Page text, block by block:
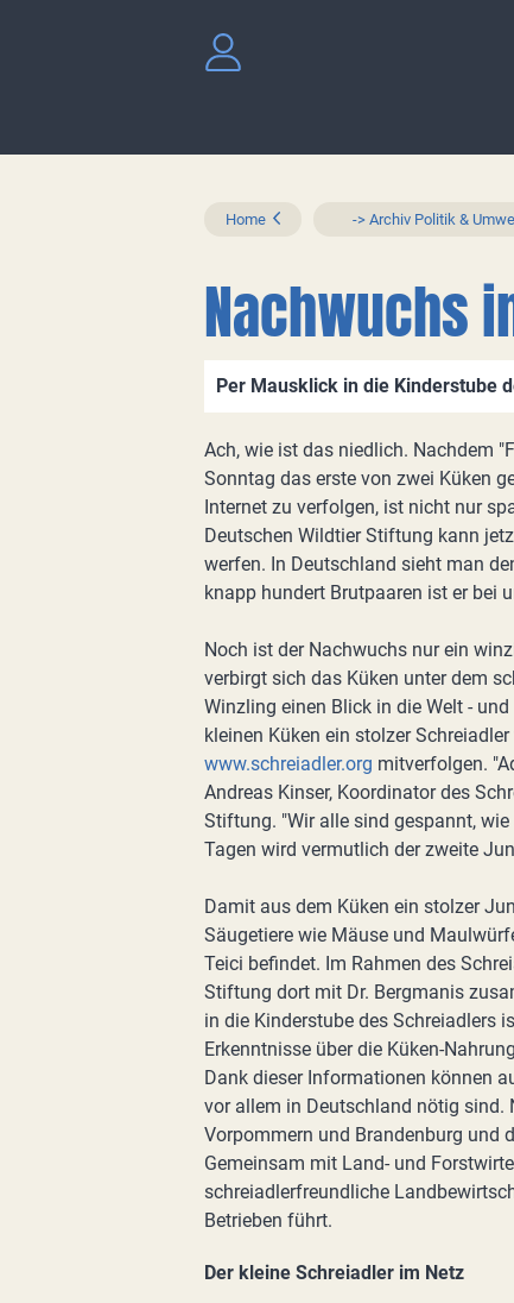
Home -> Archiv Politik &
Nachwuchs
Per Mausklick in die Kinderstube
Ach, wie ist das niedlich. Nachdem
Sonntag das erste von zwei Küken
Internet zu verfolgen, ist nicht nur
Deutschen Wildtier Stiftung kann
werfen. In Deutschland sieht man
knapp hundert Brutpaaren ist er bei
Noch ist der Nachwuchs nur ein
verbirgt sich das Küken unter dem
Winzling einen Blick in die Welt -
kleinen Küken ein stolzer
www.schreiadler.org mitverfolgen.
Andreas Kinser, Koordinator des
Stiftung. "Wir alle sind gespannt,
Tagen wird vermutlich der zweite
Damit aus dem Küken ein stolzer
Säugetiere wie Mäuse und
Teici befindet. Im Rahmen des
Stiftung dort mit Dr. Bergmanis
in die Kinderstube des Schreiadlers
Erkenntnisse über die Küken-
Dank dieser Informationen können
vor allem in Deutschland nötig sind.
Vorpommern und Brandenburg und
Gemeinsam mit Land- und
schreiadlerfreundliche
Betrieben führt.
Der kleine Schreiadler im Netz